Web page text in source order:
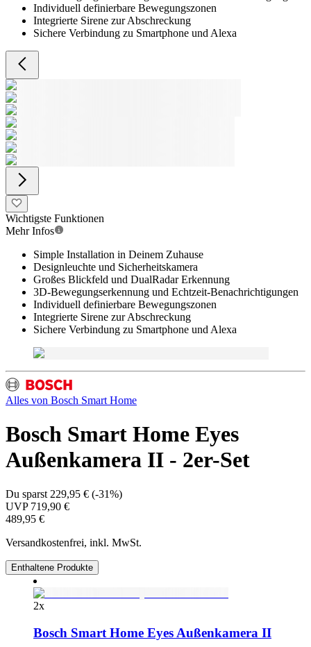
Individuell definierbare Bewegungszonen
Integrierte Sirene zur Abschreckung
Sichere Verbindung zu Smartphone und Alexa
Wichtigste Funktionen
Mehr Infos
Simple Installation in Deinem Zuhause
Designleuchte und Sicherheitskamera
Großes Blickfeld und DualRadar Erkennung
3D-Bewegungserkennung und Echtzeit-Benachrichtigungen
Individuell definierbare Bewegungszonen
Integrierte Sirene zur Abschreckung
Sichere Verbindung zu Smartphone und Alexa
Alles von Bosch Smart Home
Bosch Smart Home Eyes
Außenkamera II - 2er-Set
Du sparst 229,95 € (-31%)
UVP 719,90 €
489,95 €
Versandkostenfrei, inkl. MwSt.
Enthaltene Produkte
2x
Bosch Smart Home Eyes Außenkamera II